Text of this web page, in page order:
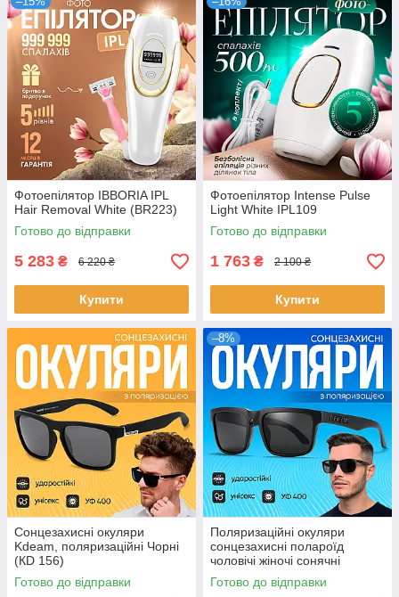
Фотоепілятор IBBORIA IPL
Hair Removal White (BR223)
Готово до відправки
5 283 ₴ 6 220 ₴
Купити
Фотоепілятор Intense Pulse
Light White IPL109
Готово до відправки
1 763 ₴ 2 100 ₴
Купити
Сонцезахисні окуляри
Kdeam, поляризаційні Чорні
(КD 156)
Готово до відправки
–8%
Поляризаційні окуляри
сонцезахисні полароїд
чоловічі жіночі сонячні
KDEAM Navi для риболовлі
відпочинку полароід polaroid
Готово до відправки